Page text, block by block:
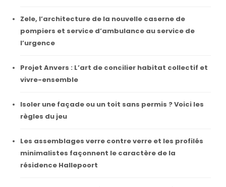
Zele, l’architecture de la nouvelle caserne de
pompiers et service d’ambulance au service de
l’urgence
Projet Anvers : L’art de concilier habitat collectif et
vivre-ensemble
Isoler une façade ou un toit sans permis ? Voici les
règles du jeu
Les assemblages verre contre verre et les profilés
minimalistes façonnent le caractère de la
résidence Hallepoort